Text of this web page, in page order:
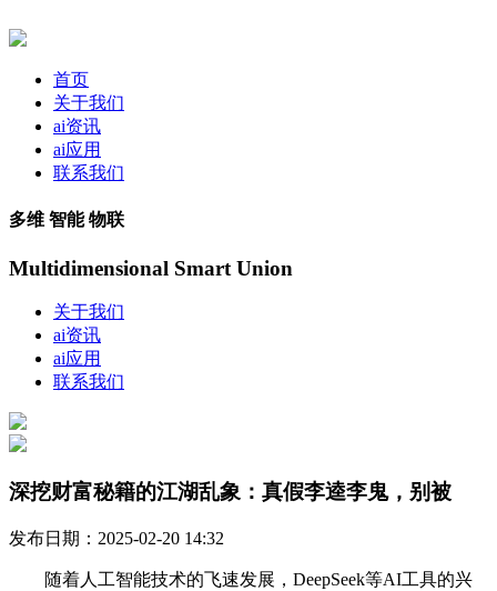
首页
关于我们
ai资讯
ai应用
联系我们
多维 智能 物联
Multidimensional Smart Union
关于我们
ai资讯
ai应用
联系我们
深挖财富秘籍的江湖乱象：真假李逵李鬼，别被
发布日期：2025-02-20 14:32
随着人工智能技术的飞速发展，DeepSeek等AI工具的兴